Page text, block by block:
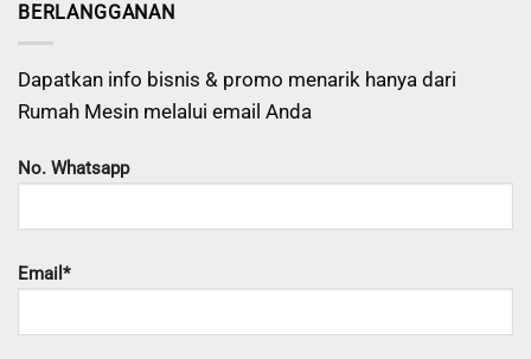
BERLANGGANAN
Dapatkan info bisnis & promo menarik hanya dari
Rumah Mesin melalui email Anda
No. Whatsapp
Email*